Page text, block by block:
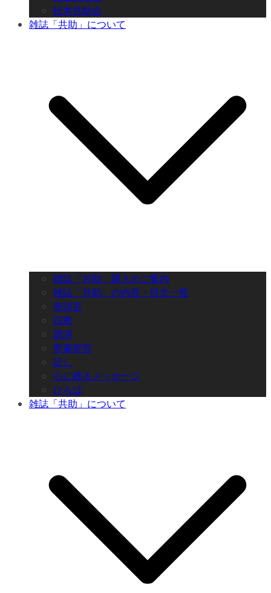
松本共助会
雑誌「共助」について
雑誌「共助」購入のご案内
雑誌「共助」の内容・目次一覧
巻頭言
説教
講演
聖書研究
証し
心に残るメッセージ
ひろば
雑誌「共助」について